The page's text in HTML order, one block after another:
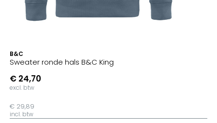
B&C
Sweater ronde hals B&C King
€ 24,70
excl. btw
€ 29,89
incl. btw